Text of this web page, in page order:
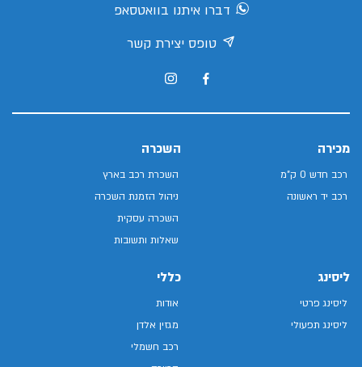
דברו איתנו בוואטסאפ
טופס יצירת קשר
מכירה
רכב חדש 0 ק"מ
רכב יד ראשונה
השכרה
השכרת רכב בארץ
ניהול הזמנת השכרה
השכרה עסקית
שאלות ותשובות
ליסינג
ליסינג פרטי
ליסינג תפעולי
כללי
אודות
מגזין אלדן
רכב חשמלי